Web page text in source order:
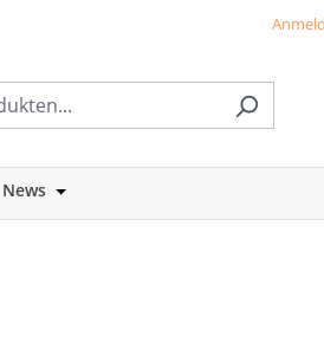
News Öffne oder Schließe das